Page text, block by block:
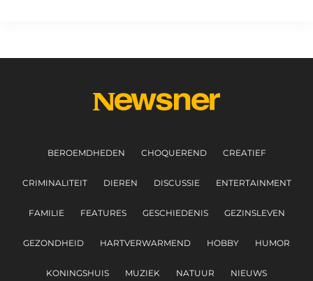
BEROEMDHEDEN CHOQUEREND CREATIEF
CRIMINALITEIT DIEREN DISCUSSIE ENTERTAINMENT
FAMILIE FEATURES GESCHIEDENIS GEZINSLEVEN
GEZONDHEID HARTVERWARMEND HOBBY HUMOR
KONINGSHUIS MUZIEK NATUUR NIEUWS